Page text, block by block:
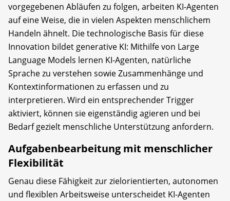
vorgegebenen Abläufen zu folgen, arbeiten KI-Agenten
auf eine Weise, die in vielen Aspekten menschlichem
Handeln ähnelt. Die technologische Basis für diese
Innovation bildet generative KI: Mithilfe von Large
Language Models lernen KI-Agenten, natürliche
Sprache zu verstehen sowie Zusammenhänge und
Kontextinformationen zu erfassen und zu
interpretieren. Wird ein entsprechender Trigger
aktiviert, können sie eigenständig agieren und bei
Bedarf gezielt menschliche Unterstützung anfordern.
Aufgabenbearbeitung mit menschlicher
Flexibilität
Genau diese Fähigkeit zur zielorientierten, autonomen
und flexiblen Arbeitsweise unterscheidet KI-Agenten